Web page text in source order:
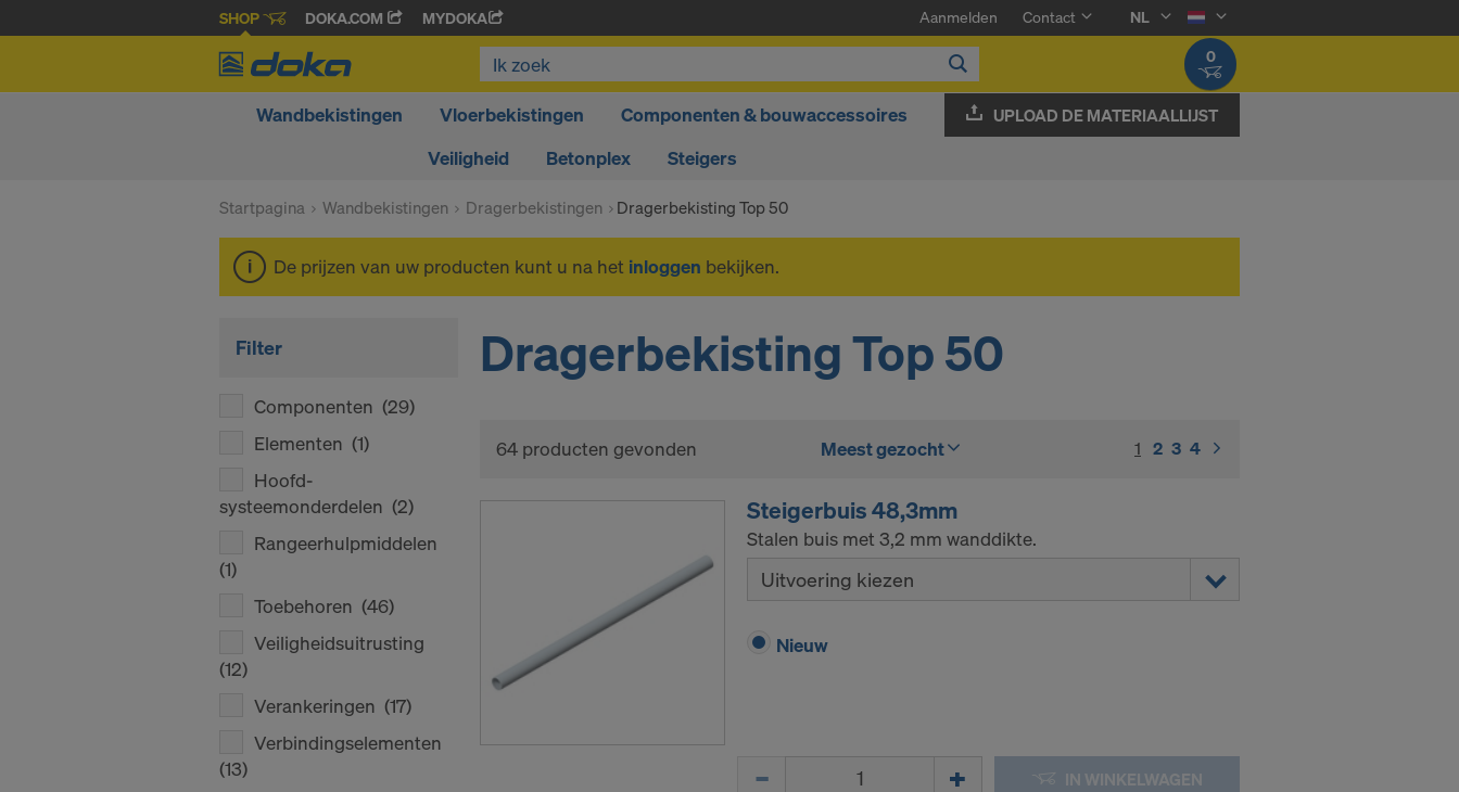
SHOP DOKA.COM MYDOKA Aanmelden Contact
NL
0
Wandbekistingen Vloerbekistingen
Componenten & bouwaccessoires
Veiligheid
Betonplex Steigers
UPLOAD DE MATERIAALLIJST
Startpagina Wandbekistingen Dragerbekistingen Dragerbekisting Top 50
De prijzen van uw producten kunt u na het inloggen bekijken.
Filter
Componenten (29)
Elementen (1)
Hoofd-
systeemonderdelen (2)
Rangeerhulpmiddelen
(1)
Toebehoren (46)
Veiligheidsuitrusting
(12)
Verankeringen (17)
Verbindingselementen
(13)
Dragerbekisting Top 50
64 producten gevonden Meest gezocht 1 (current)
2 3 4
Steigerbuis 48,3mm
Stalen buis met 3,2 mm wanddikte.
Uitvoering kiezen
Nieuw
IN WINKELWAGEN